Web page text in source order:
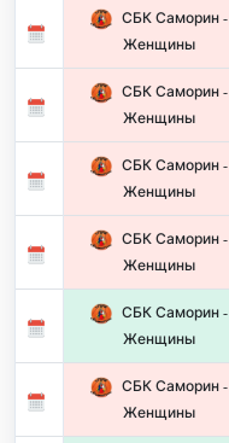
СБК Саморин -
Женщины
СБК Саморин -
Женщины
СБК Саморин -
Женщины
СБК Саморин -
Женщины
СБК Саморин -
Женщины
СБК Саморин -
Женщины